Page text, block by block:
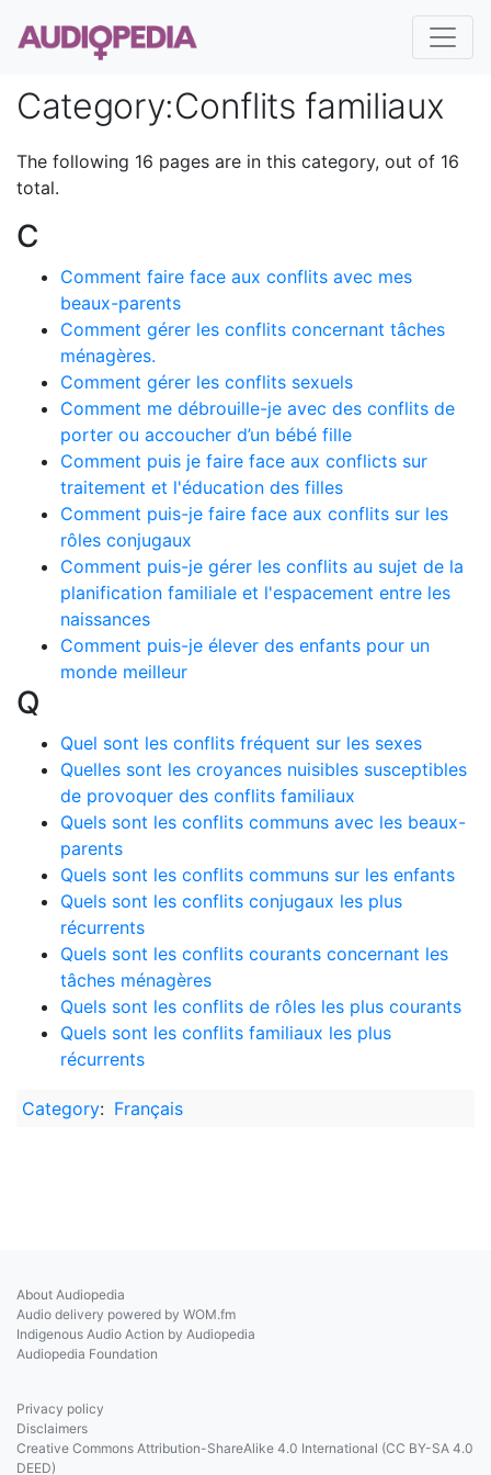
Category:Conflits familiaux
The following 16 pages are in this category, out of 16
total.
C
Comment faire face aux conflits avec mes
beaux-parents
Comment gérer les conflits concernant tâches
ménagères.
Comment gérer les conflits sexuels
Comment me débrouille-je avec des conflits de
porter ou accoucher d’un bébé fille
Comment puis je faire face aux conflicts sur
traitement et l'éducation des filles
Comment puis-je faire face aux conflits sur les
rôles conjugaux
Comment puis-je gérer les conflits au sujet de la
planification familiale et l'espacement entre les
naissances
Comment puis-je élever des enfants pour un
monde meilleur
Q
Quel sont les conflits fréquent sur les sexes
Quelles sont les croyances nuisibles susceptibles
de provoquer des conflits familiaux
Quels sont les conflits communs avec les beaux-
parents
Quels sont les conflits communs sur les enfants
Quels sont les conflits conjugaux les plus
récurrents
Quels sont les conflits courants concernant les
tâches ménagères
Quels sont les conflits de rôles les plus courants
Quels sont les conflits familiaux les plus
récurrents
Category: Français
About Audiopedia
Audio delivery powered by WOM.fm
Indigenous Audio Action by Audiopedia
Audiopedia Foundation
Privacy policy
Disclaimers
Creative Commons Attribution-ShareAlike 4.0 International (CC BY-SA 4.0
DEED)